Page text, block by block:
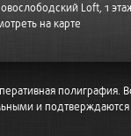
Loft, 1
на карте
полиграфия.
и